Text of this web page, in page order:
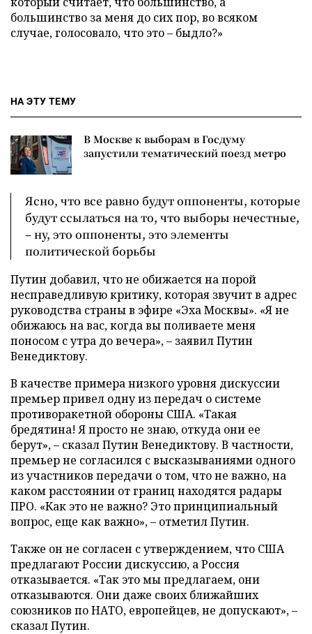
большинство за меня до сих пор, во всяком
случае, голосовало, что это – быдло?»
НА ЭТУ ТЕМУ
В Москве к выборам в Госдуму
запустили тематический поезд метро
Ясно, что все равно будут оппоненты, которые
будут ссылаться на то, что выборы нечестные,
– ну, это оппоненты, это элементы
политической борьбы
Путин добавил, что не обижается на порой
несправедливую критику, которая звучит в адрес
руководства страны в эфире «Эха Москвы». «Я не
обижаюсь на вас, когда вы поливаете меня
поносом с утра до вечера», – заявил Путин
Венедиктову.
В качестве примера низкого уровня дискуссии
премьер привел одну из передач о системе
противоракетной обороны США. «Такая
бредятина! Я просто не знаю, откуда они ее
берут», – сказал Путин Венедиктову. В частности,
премьер не согласился с высказываниями одного
из участников передачи о том, что не важно, на
каком расстоянии от границ находятся радары
ПРО. «Как это не важно? Это принципиальный
вопрос, еще как важно», – отметил Путин.
Также он не согласен с утверждением, что США
предлагают России дискуссию, а Россия
отказывается. «Так это мы предлагаем, они
отказываются. Они даже своих ближайших
союзников по НАТО, европейцев, не допускают», –
сказал Путин.